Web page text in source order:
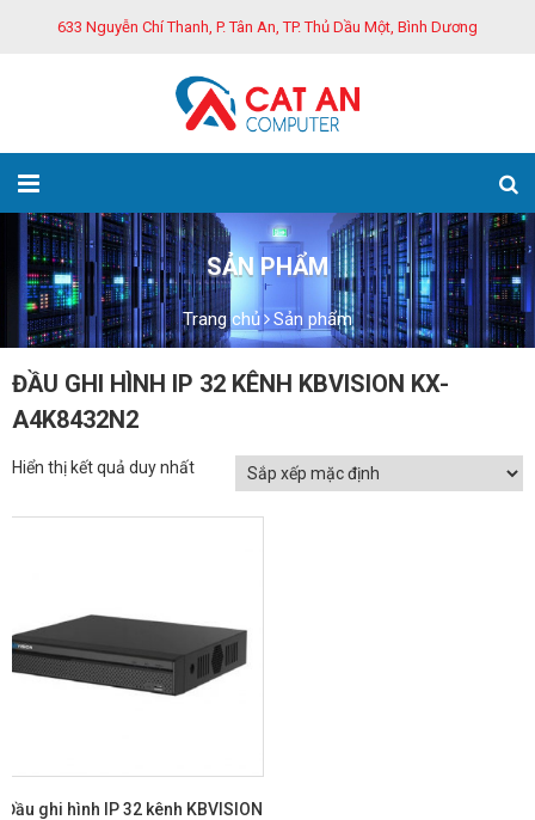
633 Nguyễn Chí Thanh, P. Tân An, TP. Thủ Dầu Một, Bình Dương
SẢN PHẨM
Trang chủ Sản phẩm
ĐẦU GHI HÌNH IP 32 KÊNH KBVISION KX-
A4K8432N2
Hiển thị kết quả duy nhất
Đầu ghi hình IP 32 kênh KBVISION